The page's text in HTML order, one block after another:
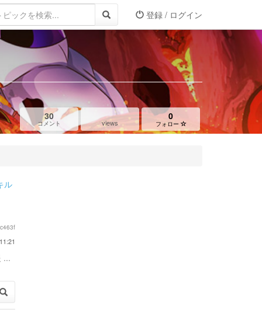
登録 / ログイン
30
コメント views
0
フォロー
ル
...